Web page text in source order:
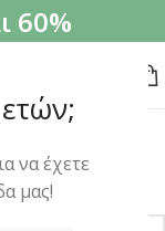
να έχετε
μας!
60%
με την